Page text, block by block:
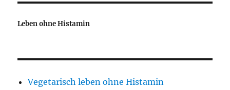
Leben ohne Histamin
Vegetarisch leben ohne Histamin